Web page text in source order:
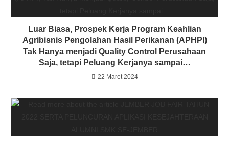
Luar Biasa, Prospek Kerja Program Keahlian
Agribisnis Pengolahan Hasil Perikanan (APHPI)
Tak Hanya menjadi Quality Control Perusahaan
Saja, tetapi Peluang Kerjanya sampai…
22 Maret 2024